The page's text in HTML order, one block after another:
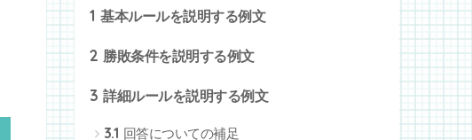
1 基本ルールを説明する例文
2 勝敗条件を説明する例文
3 詳細ルールを説明する例文
3.1 回答についての補足